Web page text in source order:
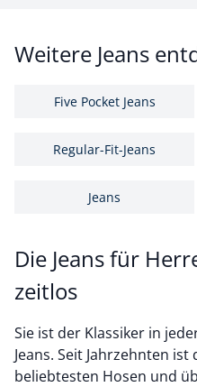
Weitere Jeans
Five Pocket Jeans
Regular-Fit-Jeans
Jeans
Die Jeans für
zeitlos
Sie ist der Klassiker in
Jeans. Seit Jahrzehnten
beliebtesten Hosen und